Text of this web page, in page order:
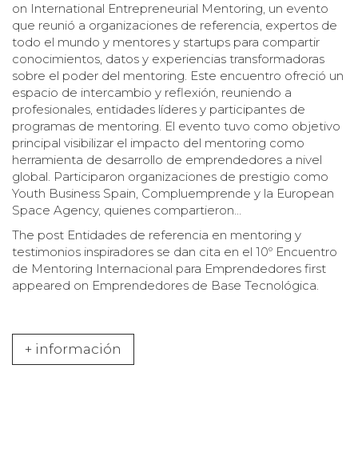
on International Entrepreneurial Mentoring, un evento
que reunió a organizaciones de referencia, expertos de
todo el mundo y mentores y startups para compartir
conocimientos, datos y experiencias transformadoras
sobre el poder del mentoring. Este encuentro ofreció un
espacio de intercambio y reflexión, reuniendo a
profesionales, entidades líderes y participantes de
programas de mentoring. El evento tuvo como objetivo
principal visibilizar el impacto del mentoring como
herramienta de desarrollo de emprendedores a nivel
global. Participaron organizaciones de prestigio como
Youth Business Spain, Compluemprende y la European
Space Agency, quienes compartieron…
The post Entidades de referencia en mentoring y
testimonios inspiradores se dan cita en el 10º Encuentro
de Mentoring Internacional para Emprendedores first
appeared on Emprendedores de Base Tecnológica.
+ información